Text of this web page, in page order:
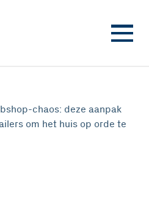
chaos: deze aanpak
om het huis op orde te